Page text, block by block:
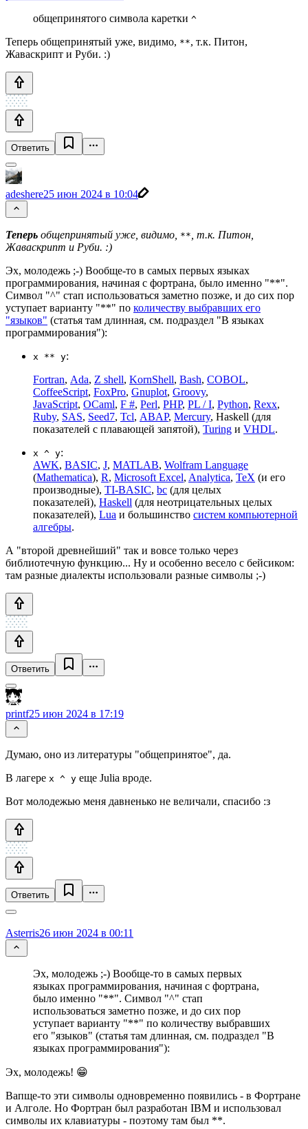
общепринятого символа каретки ^
Теперь общепринятый уже, видимо, **, т.к. Питон,
Жаваскрипт и Руби. :)
Ответить
adeshere25 июн 2024 в 10:04
Теперь общепринятый уже, видимо, ** , т.к. Питон,
Жаваскрипт и Руби. :)
Эх, молодежь ;-) Вообще-то в самых первых языках
программирования, начиная с фортрана, было именно "**".
Символ "^" стап использоваться заметно позже, и до сих пор
уступает варианту "**" по количеству выбравших его
"языков" (статья там длинная, см. подраздел "В языках
программирования"):
x ** y:
Fortran, Ada, Z shell, KornShell, Bash, COBOL,
CoffeeScript, FoxPro, Gnuplot, Groovy,
JavaScript, OCaml, F #, Perl, PHP, PL / I, Python, Rexx,
Ruby, SAS, Seed7, Tcl, ABAP, Mercury, Haskell (для
показателей с плавающей запятой), Turing и VHDL.
x ^ y:
AWK, BASIC, J, MATLAB, Wolfram Language
(Mathematica), R, Microsoft Excel, Analytica, TeX (и его
производные), TI-BASIC, bc (для целых
показателей), Haskell (для неотрицательных целых
показателей), Lua и большинство систем компьютерной
алгебры.
А "второй древнейший" так и вовсе только через
библиотечную функцию... Ну и особенно весело с бейсиком:
там разные диалекты использовали разные символы ;-)
Ответить
printf25 июн 2024 в 17:19
Думаю, оно из литературы "общепринятое", да.
В лагере x ^ y еще Julia вроде.
Вот молодежью меня давненько не величали, спасибо :з
Ответить
Asterris26 июн 2024 в 00:11
Эх, молодежь ;-) Вообще-то в самых первых
языках программирования, начиная с фортрана,
было именно "**". Символ "^" стап
использоваться заметно позже, и до сих пор
уступает варианту "**" по количеству выбравших
его "языков" (статья там длинная, см. подраздел "В
языках программирования"):
Эх, молодежь! 😁
Вапще-то эти символы одновременно появились - в Фортране
и Алголе. Но Фортран был разработан IBM и использовал
символы их клавиатуры - поэтому там был **.